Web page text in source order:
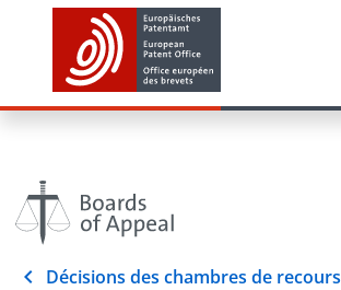
Décisions des chambres de recours